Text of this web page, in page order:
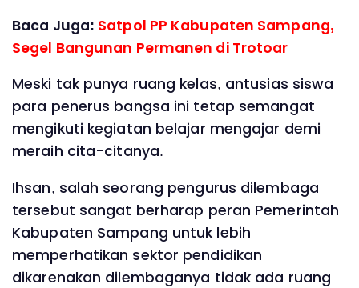
Baca Juga: Satpol PP Kabupaten Sampang,
Segel Bangunan Permanen di Trotoar
Meski tak punya ruang kelas, antusias siswa
para penerus bangsa ini tetap semangat
mengikuti kegiatan belajar mengajar demi
meraih cita-citanya.
Ihsan, salah seorang pengurus dilembaga
tersebut sangat berharap peran Pemerintah
Kabupaten Sampang untuk lebih
memperhatikan sektor pendidikan
dikarenakan dilembaganya tidak ada ruang